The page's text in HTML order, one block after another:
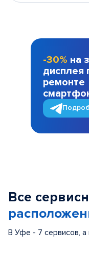
-30% на
дисплея
ремонте
Все
В Уфе - 7 сервисов, а